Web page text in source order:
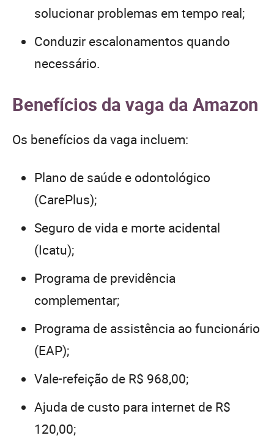
solucionar problemas em tempo real;
Conduzir escalonamentos quando
necessário.
Benefícios da vaga da Amazon
Os benefícios da vaga incluem:
Plano de saúde e odontológico
(CarePlus);
Seguro de vida e morte acidental
(Icatu);
Programa de previdência
complementar;
Programa de assistência ao funcionário
(EAP);
Vale-refeição de R$ 968,00;
Ajuda de custo para internet de R$
120,00;